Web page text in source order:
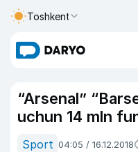
Toshkent
“Arsenal”
uchun 14 mln
Sport 04:05 / 16.12.2018